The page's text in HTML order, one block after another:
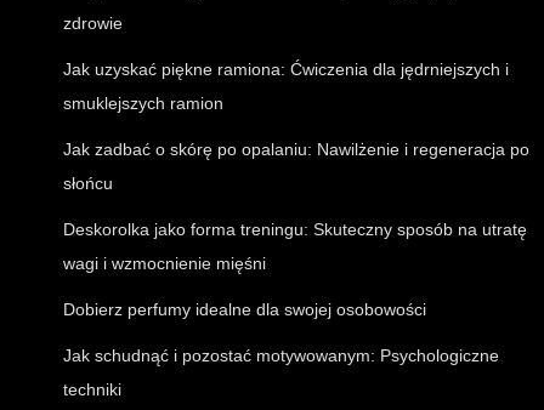
zdrowie
Jak uzyskać piękne ramiona: Ćwiczenia dla jędrniejszych i
smuklejszych ramion
Jak zadbać o skórę po opalaniu: Nawilżenie i regeneracja po
słońcu
Deskorolka jako forma treningu: Skuteczny sposób na utratę
wagi i wzmocnienie mięśni
Dobierz perfumy idealne dla swojej osobowości
Jak schudnąć i pozostać motywowanym: Psychologiczne
techniki